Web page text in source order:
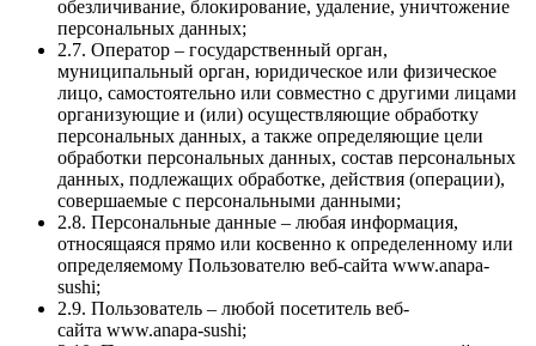
обезличивание, блокирование, удаление, уничтожение
персональных данных;
2.7. Оператор – государственный орган,
муниципальный орган, юридическое или физическое
лицо, самостоятельно или совместно с другими лицами
организующие и (или) осуществляющие обработку
персональных данных, а также определяющие цели
обработки персональных данных, состав персональных
данных, подлежащих обработке, действия (операции),
совершаемые с персональными данными;
2.8. Персональные данные – любая информация,
относящаяся прямо или косвенно к определенному или
определяемому Пользователю веб-сайта www.anapa-
sushi;
2.9. Пользователь – любой посетитель веб-
сайта www.anapa-sushi;